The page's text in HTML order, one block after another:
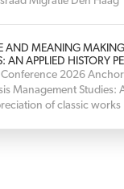
AND MEANING
AN APPLIED HISTORY
Conference 2026
Management Studies:
of classic works